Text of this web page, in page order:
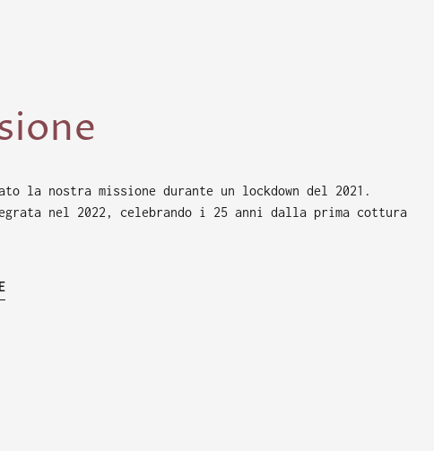
la nostra missione durante un lockdown del 2021.
nel 2022, celebrando i 25 anni dalla prima cottura